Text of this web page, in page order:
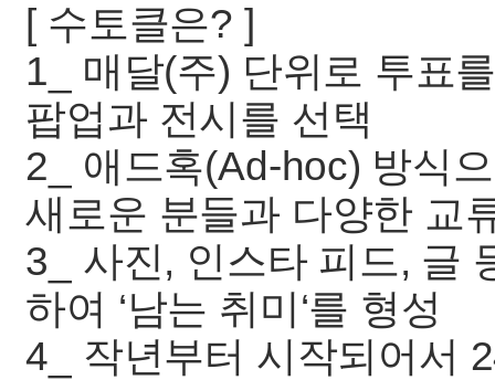
[ 수토클은? ]
1_ 매달(주) 단위로 투표
팝업과 전시를 선택
2_ 애드혹(Ad-hoc) 방식
새로운 분들과 다양한 교
3_ 사진, 인스타 피드, 글
하여 ‘남는 취미‘를 형성
4_ 작년부터 시작되어서